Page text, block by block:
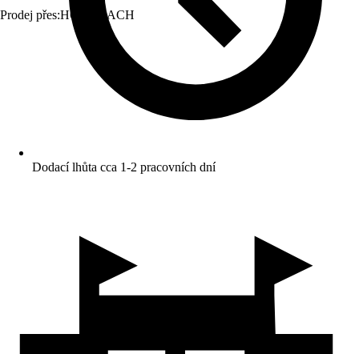
Prodej přes:HORNBACH
Dodací lhůta cca 1-2 pracovních dní